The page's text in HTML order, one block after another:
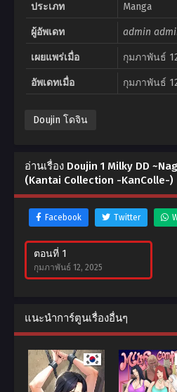
ประเภท Manga
ผู้อัพเดท admin
เผยแพร่เมื่อ กุมภาพันธ์
อัพเดทเมื่อ กุมภาพันธ์
Doujin โดจิน
อ่านเรื่อง Doujin 1 Milky DD
(Kantai Collection -KanColle-)
Facebook Twitter
ตอนที่ 1
กุมภาพันธ์ 12, 2025
แนะนำการ์ตูนเรื่องอื่นๆ